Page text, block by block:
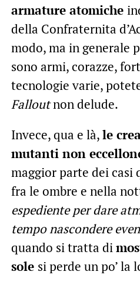
armature atomiche
della Confraternita
modo, ma in generale
sono armi, corazze,
tecnologie varie,
Falloutnon delude.
Invece, qua e là,le
mutanti non
maggior parte dei casi
fra le ombre e nella
espediente per dare
tempo nascondere
quando si tratta di
sole si perde un po’